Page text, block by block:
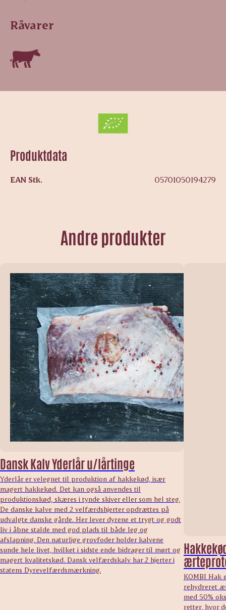
Produktdata
EAN Stk. 05701050194279
Råvarer
Andre produkter
Dansk Kalv Yderlår u/lårtinge
Yderlår er velegnet til produktion af hakkekød, især
magert hakkekød. Det kan også anvendes til
produktionskød, skæres i tynde skiver eller som hel steg.
De danske kalve med 2 velfærdshjerter opdrættes på
udvalgte danske gårde. Her lever dyrene et trygt og godt
liv i åbne stalde med god plads til både leg og
afslapning. Den naturlige grovfoder holder kalvene
sunde hele livet, hvilket i sidste ende bidrager til mørt og
magert kvalitetskød. Dansk velfærdskalv har 2 hjerter i
statens Dyrevelfærdsmærkning.
KOMBI Hak
rehydreret
med 50%
retter, hvor